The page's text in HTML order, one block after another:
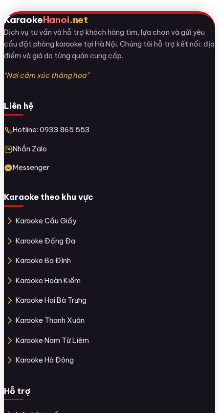
KaraokeHanoi.net
Dịch vụ tư vấn và hỗ trợ khách hàng tìm, lựa chọn và gửi yêu
cầu đặt phòng karaoke tại Hà Nội. Chúng tôi hỗ trợ kết nối; địa
điểm và giá do từng quán cung cấp.
“Nơi cảm xúc thăng hoa”
Liên hệ
Hotline: 0933 865 553
Nhắn Zalo
Messenger
Karaoke theo khu vực
Karaoke Cầu Giấy
Karaoke Đống Đa
Karaoke Ba Đình
Karaoke Hoàn Kiếm
Karaoke Hai Bà Trưng
Karaoke Thanh Xuân
Karaoke Nam Từ Liêm
Karaoke Hà Đông
Hỗ trợ